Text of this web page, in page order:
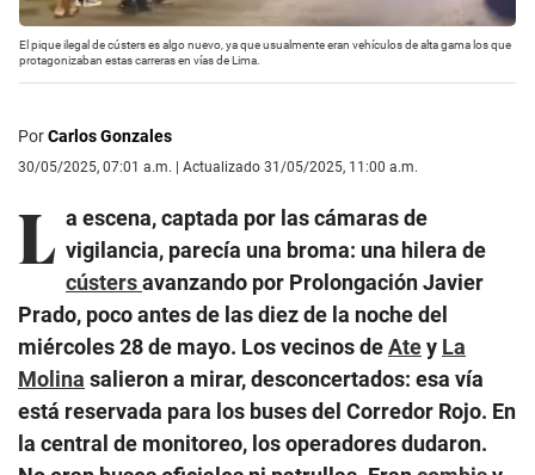
El pique ilegal de cústers es algo nuevo, ya que usualmente eran vehículos de alta gama los que
protagonizaban estas carreras en vías de Lima.
PorCarlos Gonzales
30/05/2025, 07:01 a.m. | Actualizado 31/05/2025, 11:00 a.m.
L a escena, captada por las cámaras de
vigilancia, parecía una broma: una hilera de
cústersavanzando por Prolongación Javier
Prado, poco antes de las diez de la noche del
miércoles 28 de mayo. Los vecinos deAtey La
Molina salieron a mirar, desconcertados: esa vía
está reservada para los buses del Corredor Rojo. En
la central de monitoreo, los operadores dudaron.